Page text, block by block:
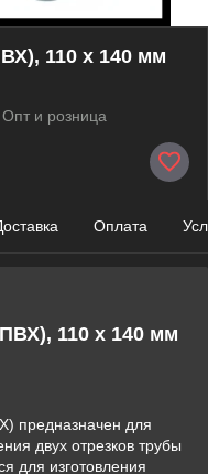
110 х 140 мм
Опт и розница
Оплата
, 110 х 140 мм
предназначен для
двух отрезков трубы
для изготовления